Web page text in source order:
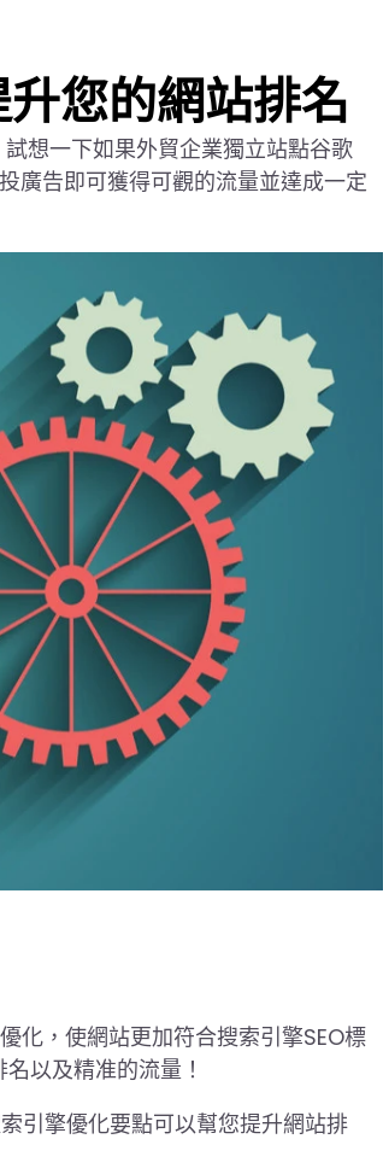
您的網站排名
想一下如果外貿企業獨立站點谷歌
廣告即可獲得可觀的流量並達成一定
化，使網站更加符合搜索引擎SEO標
以及精准的流量！
引擎優化要點可以幫您提升網站排